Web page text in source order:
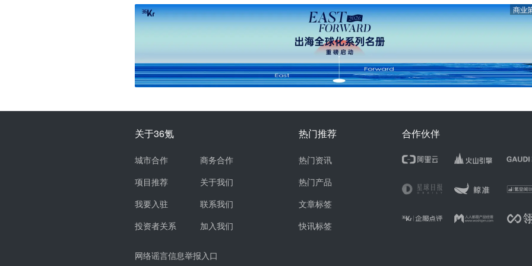
商业
关于36氪
城市合作
项目推荐
我要入驻
投资者关系
商务合作
关于我们
联系我们
加入我们
网络谣言信息举报入口
热门推荐
热门资讯
热门产品
文章标签
快讯标签
合作伙伴